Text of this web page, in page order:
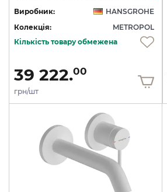
Виробник:
HANSGROHE
Колекція:
METROPOL
Кількість товару обмежена
39 222.00
грн/шт